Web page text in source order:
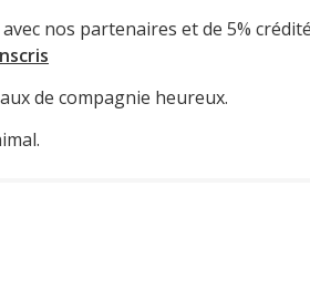
nos partenaires et de 5%
de compagnie heureux.